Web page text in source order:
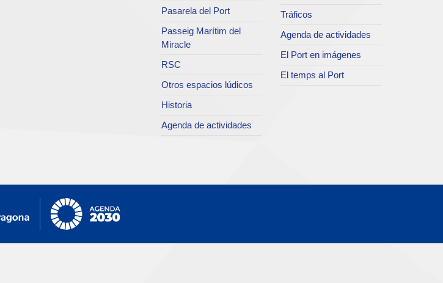
Pasarela del Port
Passeig Marítim del
Miracle
RSC
Otros espacios lúdicos
Historia
Agenda de actividades
Tráficos
Agenda de actividades
El Port en imágenes
El temps al Port